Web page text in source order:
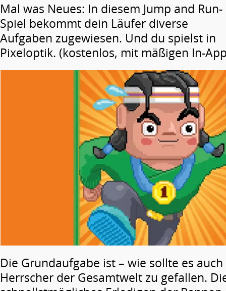
Mal was Neues: In diesem Jump and Run-
Spiel bekommt dein Läufer diverse
Aufgaben zugewiesen. Und du spielst in
Pixeloptik. (kostenlos, mit mäßigen In-
Die Grundaufgabe ist – wie sollte es
Herrscher der Gesamtwelt zu gefallen.